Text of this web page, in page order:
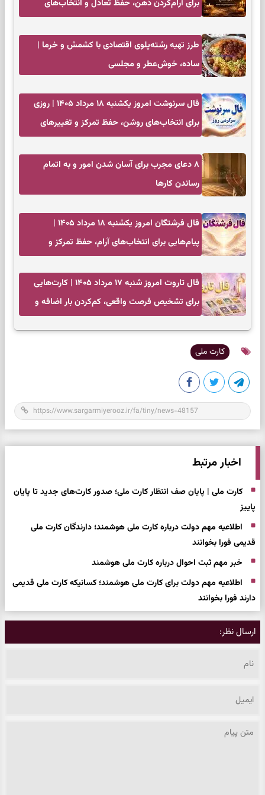
برای آرام‌کردن ذهن، حفظ تعادل و انتخاب‌های
طرز تهیه رشته‌پلوی اقتصادی با کشمش و خرما |
ساده، خوش‌عطر و مجلسی
فال سرنوشت امروز یکشنبه ۱۸ مرداد ۱۴۰۵ | روزی
برای انتخاب‌های روشن، حفظ تمرکز و تغییرهای
۸ دعای مجرب برای آسان شدن امور و به اتمام
رساندن کار‌ها
فال فرشتگان امروز یکشنبه ۱۸ مرداد ۱۴۰۵ |
پیام‌هایی برای انتخاب‌های آرام، حفظ تمرکز و
فال تاروت امروز شنبه ۱۷ مرداد ۱۴۰۵ | کارت‌هایی
برای تشخیص فرصت واقعی، کم‌کردن بار اضافه و
کارت ملی
اخبار مرتبط
کارت ملی | پایان صف انتظار کارت ملی؛ صدور کارت‌های جدید تا پایان
پاییز
اطلاعیه مهم دولت درباره کارت ملی هوشمند؛ دارندگان کارت ملی
قدیمی فورا بخوانند
خبر مهم ثبت احوال درباره کارت ملی هوشمند
اطلاعیه مهم دولت برای کارت ملی هوشمند؛ کسانیکه کارت ملی قدیمی
دارند فورا بخوانند
ارسال نظر: